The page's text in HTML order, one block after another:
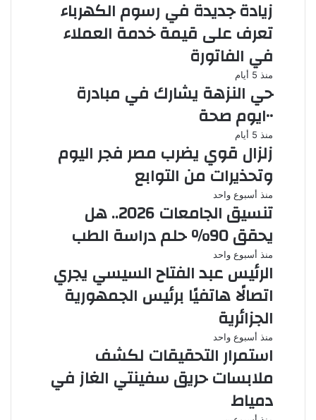
زيادة جديدة في رسوم الكهرباء
تعرف على قيمة خدمة العملاء
في الفاتورة
منذ 5 أيام
حي النزهة يشارك في مبادرة
١٠٠يوم صحة
منذ 5 أيام
زلزال قوي يضرب مصر فجر اليوم
وتحذيرات من التوابع
منذ أسبوع واحد
تنسيق الجامعات 2026.. هل
يحقق 90% حلم دراسة الطب
منذ أسبوع واحد
الرئيس عبد الفتاح السيسي يجري
اتصالًا هاتفيًا برئيس الجمهورية
الجزائرية
منذ أسبوع واحد
استمرار التحقيقات لكشف
ملابسات حريق سفينتي الغاز في
دمياط